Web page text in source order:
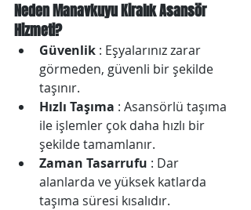
Neden Manavkuyu ​​Kiralık Asansör
Hizmeti?
Güvenlik : Eşyalarınız zarar
görmeden, güvenli bir şekilde
taşınır.
Hızlı Taşıma : Asansörlü taşıma
ile işlemler çok daha hızlı bir
şekilde tamamlanır.
Zaman Tasarrufu : Dar
alanlarda ve yüksek katlarda
taşıma süresi kısalıdır.